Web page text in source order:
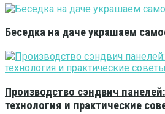
Беседка на даче украшаем
Производство сэндвич
технология и практические